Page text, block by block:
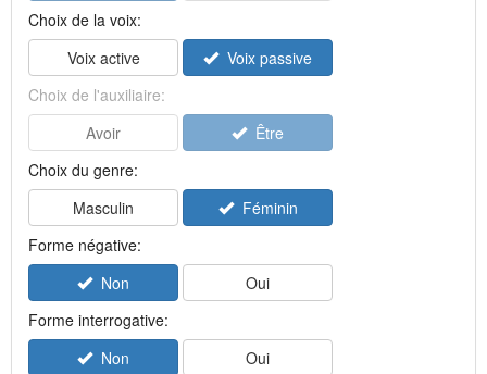
Choix de la voix:
Voix active
Voix passive
Choix de l'auxiliaire:
Avoir
Être
Choix du genre:
Masculin
Féminin
Forme négative:
Non
Oui
Forme interrogative:
Non
Oui